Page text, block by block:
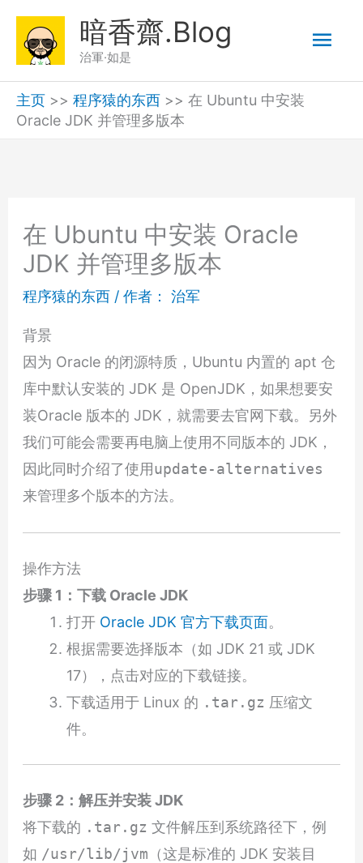
暗香齋.Blog
治軍·如是
主
菜
主页 >> 程序猿的东西 >> 在 Ubuntu 中安装
Oracle JDK 并管理多版本
在 Ubuntu 中安装 Oracle
JDK 并管理多版本
程序猿的东西/ 作者： 治军
背景
因为 Oracle 的闭源特质，Ubuntu 内置的 apt 仓
库中默认安装的 JDK 是 OpenJDK，如果想要安
装Oracle 版本的 JDK，就需要去官网下载。另外
我们可能会需要再电脑上使用不同版本的 JDK，
因此同时介绍了使用update-alternatives
来管理多个版本的方法。
操作方法
步骤 1：下载 Oracle JDK
打开 Oracle JDK 官方下载页面。
根据需要选择版本（如 JDK 21 或 JDK
17），点击对应的下载链接。
下载适用于 Linux 的 .tar.gz 压缩文
件。
步骤 2：解压并安装 JDK
将下载的 .tar.gz 文件解压到系统路径下，例
如 /usr/lib/jvm （这是标准的 JDK 安装目